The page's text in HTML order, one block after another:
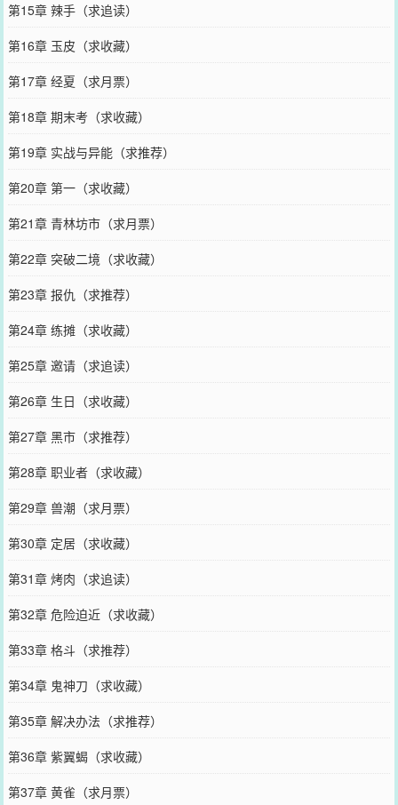
第15章 辣手（求追读）
第16章 玉皮（求收藏）
第17章 经夏（求月票）
第18章 期末考（求收藏）
第19章 实战与异能（求推荐）
第20章 第一（求收藏）
第21章 青林坊市（求月票）
第22章 突破二境（求收藏）
第23章 报仇（求推荐）
第24章 练摊（求收藏）
第25章 邀请（求追读）
第26章 生日（求收藏）
第27章 黑市（求推荐）
第28章 职业者（求收藏）
第29章 兽潮（求月票）
第30章 定居（求收藏）
第31章 烤肉（求追读）
第32章 危险迫近（求收藏）
第33章 格斗（求推荐）
第34章 鬼神刀（求收藏）
第35章 解决办法（求推荐）
第36章 紫翼蝎（求收藏）
第37章 黄雀（求月票）